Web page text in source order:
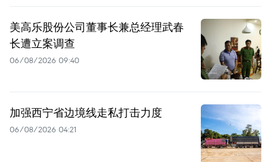
美高乐股份公司董事长兼总经理武春
长遭立案调查
06/08/2026 09:40
加强西宁省边境线走私打击力度
06/08/2026 04:21